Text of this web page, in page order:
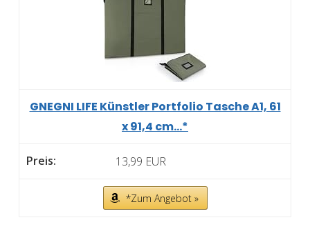
GNEGNI LIFE Künstler Portfolio Tasche A1, 61
x 91,4 cm...*
13,99 EUR
*Zum Angebot »